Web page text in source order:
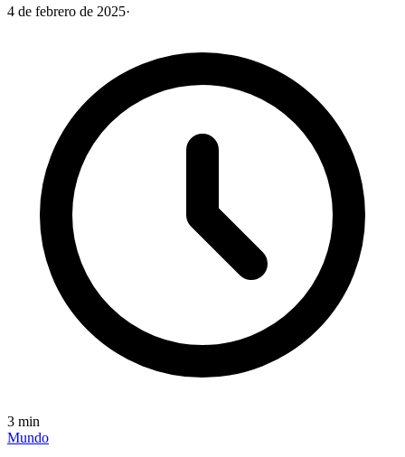
4 de febrero de 2025·
3 min
Mundo